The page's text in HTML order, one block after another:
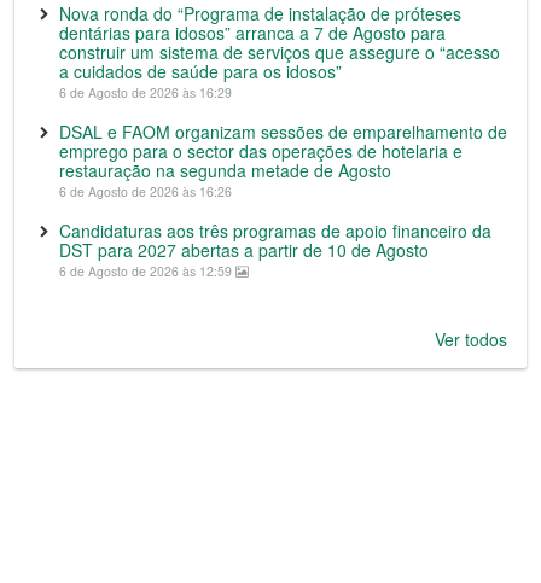
Nova ronda do “Programa de instalação de próteses
dentárias para idosos” arranca a 7 de Agosto para
construir um sistema de serviços que assegure o “acesso
a cuidados de saúde para os idosos”
6 de Agosto de 2026 às 16:29
DSAL e FAOM organizam sessões de emparelhamento de
emprego para o sector das operações de hotelaria e
restauração na segunda metade de Agosto
6 de Agosto de 2026 às 16:26
Candidaturas aos três programas de apoio financeiro da
DST para 2027 abertas a partir de 10 de Agosto
6 de Agosto de 2026 às 12:59
Ver todos